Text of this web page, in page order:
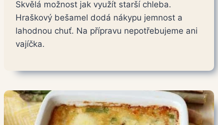
Skvělá možnost jak využít starší chleba.
Hraškový bešamel dodá nákypu jemnost a
lahodnou chuť. Na přípravu nepotřebujeme ani
vajíčka.